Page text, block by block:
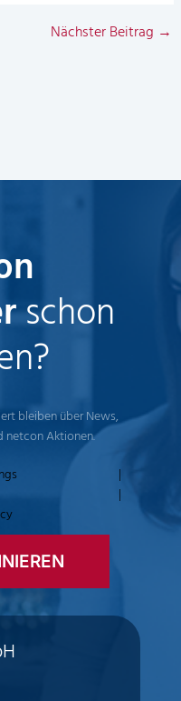
Nächster Beitrag →
schon
bleiben über News,
netcon Aktionen.
|
|